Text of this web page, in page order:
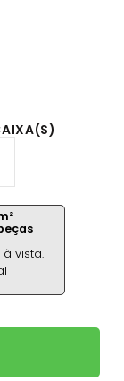
à vista.